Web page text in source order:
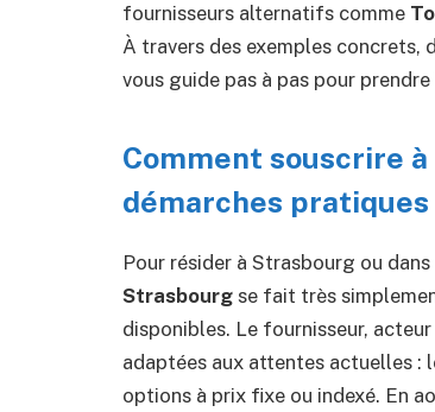
fournisseurs alternatifs comme
À travers des exemples concrets,
vous guide pas à pas pour
Comment souscrire
démarches pratiques
Pour résider à Strasbourg ou
Strasbourg se fait très
disponibles. Le fournisseur,
adaptées aux attentes actuelles :
options à prix fixe ou indexé. En